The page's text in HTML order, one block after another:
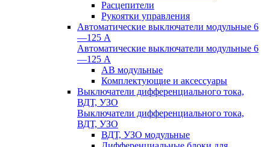
Расцепители
Рукоятки управления
Автоматические выключатели модульные 6
—125 А
Автоматические выключатели модульные 6
—125 А
АВ модульные
Комплектующие и аксессуары
Выключатели дифференциального тока,
ВДТ, УЗО
Выключатели дифференциального тока,
ВДТ, УЗО
ВДТ, УЗО модульные